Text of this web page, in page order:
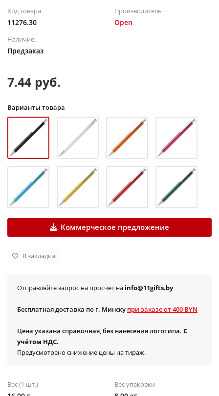
Код товара
11276.30
Производитель
Open
Наличие:
Предзаказ
7.44 руб.
Варианты товара
Коммерческое предложение
В закладки
Отправляйте запрос на просчет на info@11gifts.by
Бесплатная доставка по г. Минску при заказе от 400 BYN
Цена указана справочная, без нанесения логотипа. С
учётом НДС.
Предусмотрено снижение цены на тираж.
Вес (1 шт.) Вес упаковки